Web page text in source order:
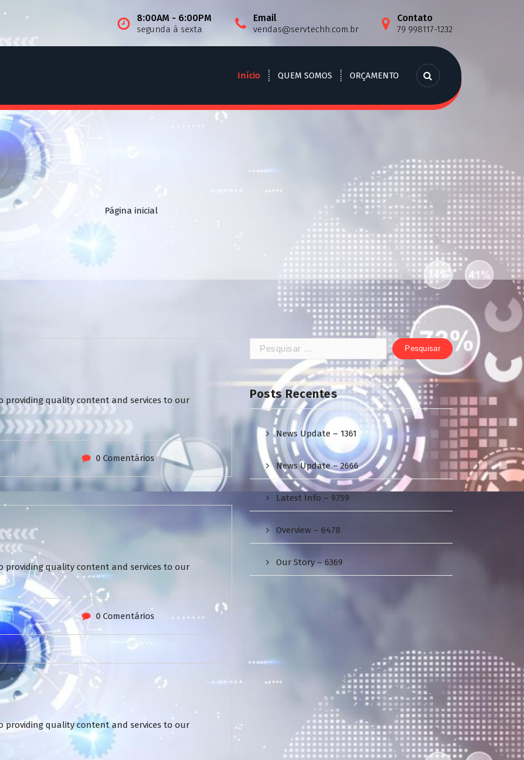
8:00AM - 6:00PM
segunda à sexta
Email
vendas@servtechh.com.br
Contato
79 998117-1232
Início QUEM SOMOS ORÇAMENTO
Página inicial
providing quality content and services to our
0 Comentários
providing quality content and services to our
0 Comentários
providing quality content and services to our
Pesquisar
por:
Posts Recentes
News Update – 1361
News Update – 2666
Latest Info – 9759
Overview – 6478
Our Story – 6369